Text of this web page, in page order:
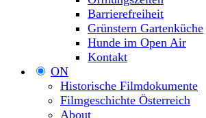
Barrierefreiheit
Grünstern Gartenküche
Hunde im Open Air
Kontakt
ON
Historische Filmdokumente
Filmgeschichte Österreich
About